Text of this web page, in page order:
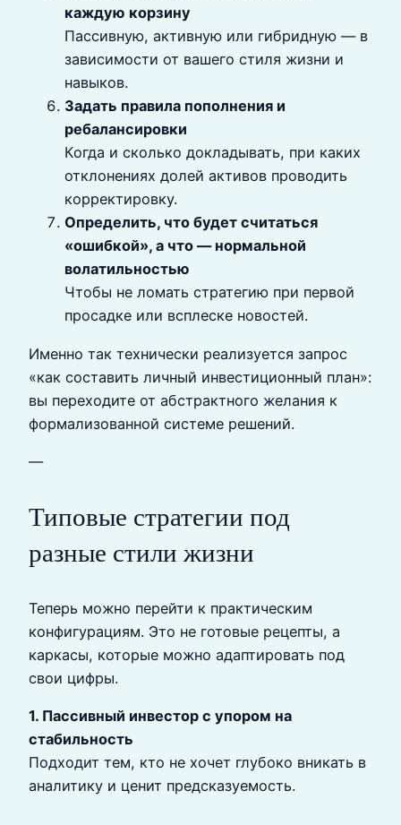
каждую корзину
Пассивную, активную или гибридную — в
зависимости от вашего стиля жизни и
навыков.
Задать правила пополнения и
ребалансировки
Когда и сколько докладывать, при каких
отклонениях долей активов проводить
корректировку.
Определить, что будет считаться
«ошибкой», а что — нормальной
волатильностью
Чтобы не ломать стратегию при первой
просадке или всплеске новостей.
Именно так технически реализуется запрос
«как составить личный инвестиционный план»:
вы переходите от абстрактного желания к
формализованной системе решений.
—
Типовые стратегии под
разные стили жизни
Теперь можно перейти к практическим
конфигурациям. Это не готовые рецепты, а
каркасы, которые можно адаптировать под
свои цифры.
1. Пассивный инвестор с упором на
стабильность
Подходит тем, кто не хочет глубоко вникать в
аналитику и ценит предсказуемость.